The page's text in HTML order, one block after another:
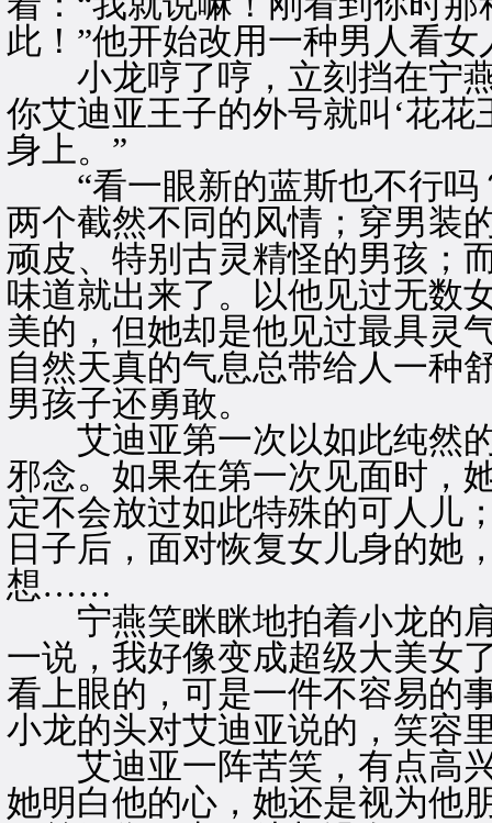
此！”他开始改用一种男人看
小龙哼了哼，立刻挡在宁燕
你艾迪亚王子的外号就叫‘花
身上。”
“看一眼新的蓝斯也不行吗
两个截然不同的风情；穿男装
顽皮、特别古灵精怪的男孩；
味道就出来了。以他见过无数
美的，但她却是他见过最具灵
自然天真的气息总带给人一种
男孩子还勇敢。
艾迪亚第一次以如此纯然的
邪念。如果在第一次见面时，
定不会放过如此特殊的可人儿
日子后，面对恢复女儿身的她
想……
宁燕笑眯眯地拍着小龙的肩
一说，我好像变成超级大美女
看上眼的，可是一件不容易的
小龙的头对艾迪亚说的，笑容
艾迪亚一阵苦笑，有点高
她明白他的心，她还是视为他